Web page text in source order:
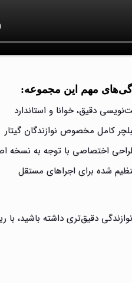
مهم این مجموعه:
دقیق، خوانا و استاندارد
کامل مخصوص نوازندگان گیتار
اختصاصی با توجه به نسخه
شده برای اجراهای مستقل
دقیق‌تری داشته باشید، با